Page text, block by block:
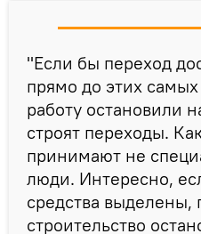
"Если бы переход
прямо до этих
работу остановили
строят переходы.
принимают не
люди. Интересно,
средства выделены,
строительство